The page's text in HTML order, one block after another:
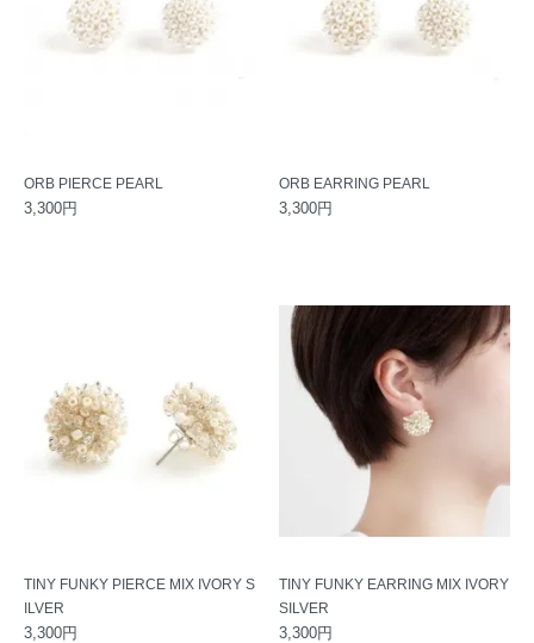
ORB PIERCE PEARL
3,300円
ORB EARRING PEARL
3,300円
TINY FUNKY PIERCE MIX IVORY S
ILVER
3,300円
TINY FUNKY EARRING MIX IVORY
SILVER
3,300円